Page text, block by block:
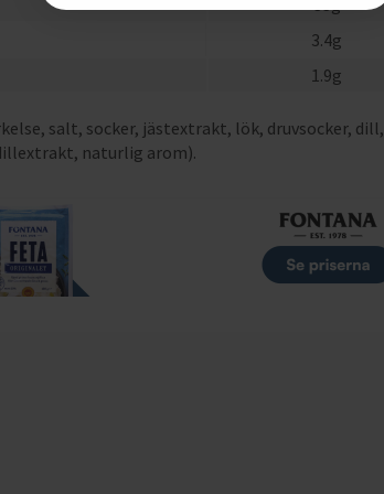
33g
3.4g
1.9g
salt, socker, jästextrakt, lök, druvsocker, dill,
naturlig arom).